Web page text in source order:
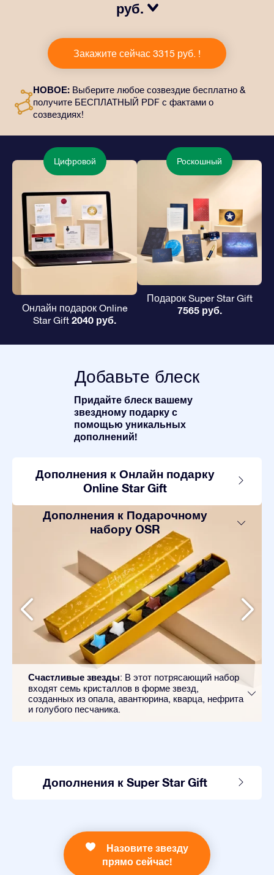
руб.
заблестели с нашим подарочным набором OSR! В
него входит красивый конверт и
персонализированные документы, которые будут
цифровые материалы и возможность бесплатно
пользоваться нашими приложениями. Это
волшебный и вечный подарок друзьям и любимым.
Закажите сейчас 3315 руб. !
НОВОЕ: Выберите любое созвездие бесплатно &
получите БЕСПЛАТНЫЙ PDF с фактами о
созвездиях!
Цифровой
Онлайн подарок Online
Star Gift 2040 руб.
Роскошный
Подарок Super Star Gift
7565 руб.
Добавьте блеск
Придайте блеск вашему
звездному подарку с
помощью уникальных
дополнений!
Дополнения к Онлайн подарку
Online Star Gift
Дополнения к Подарочному
набору OSR
Счастливые звезды: В этот потрясающий набор
входят семь кристаллов в форме звезд,
созданных из опала, авантюрина, кварца, нефрита
и голубого песчаника.
Дополнения к Super Star Gift
Назовите звезду
прямо сейчас!